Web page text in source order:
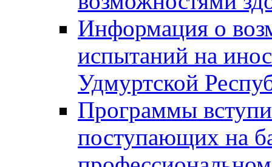
Информация о
испытаний на
Удмуртской
Программы
поступающих на